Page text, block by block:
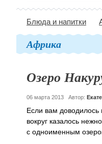
Блюда и напитки
Африка
Озеро
06 марта 2013 Автор:
Если вам доводилось
вокруг казалось
с одноименным